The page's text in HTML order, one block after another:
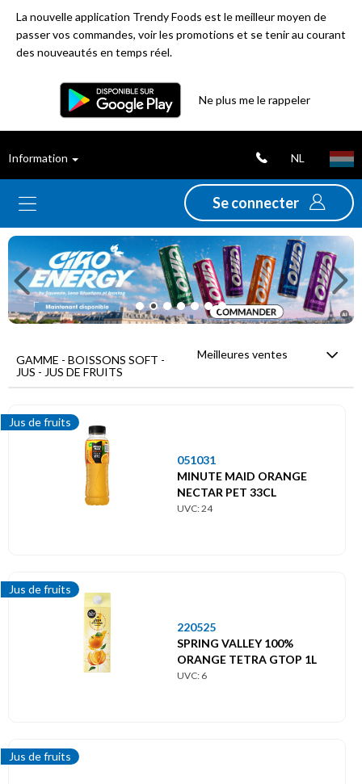
La nouvelle application Trendy Foods est le meilleur moyen de
passer vos commandes, voir les promotions et se tenir au courant
des nouveautés en temps réel.
Ne plus me le rappeler
Information NL
Se connecter
ventes
Nouveautés
Promotions
Déstockage
Menu
principal
Boissons
soft
Previous
GAMME - BOISSONS SOFT -
JUS - JUS DE FRUITS
Meilleures ventes
Jus de fruits
051031
MINUTE MAID ORANGE
NECTAR PET 33CL
UVC: 24
Jus de fruits
220525
SPRING VALLEY 100%
ORANGE TETRA GTOP 1L
UVC: 6
Jus de fruits